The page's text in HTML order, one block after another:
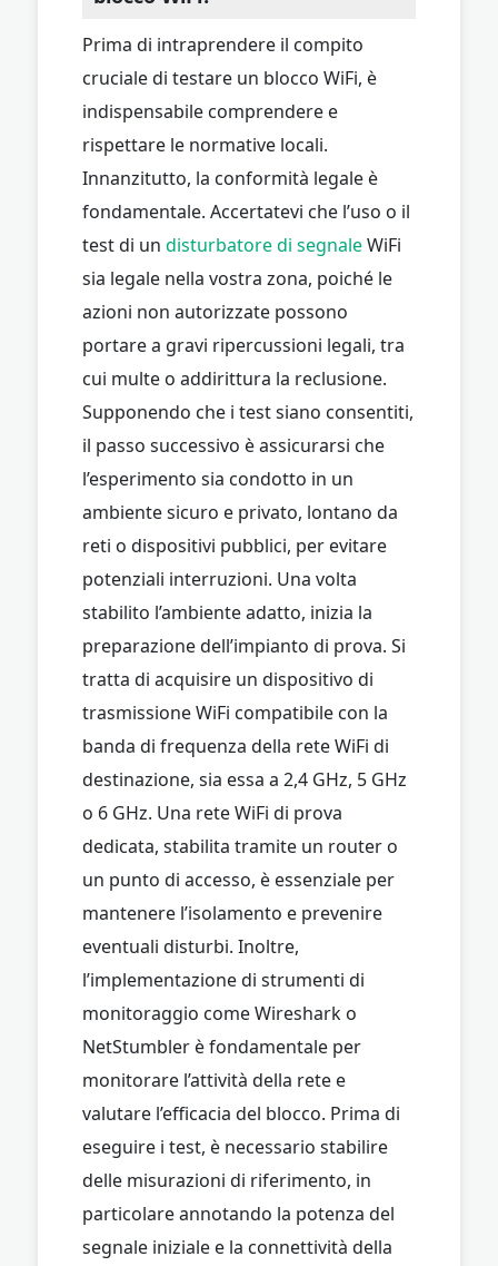
Prima di intraprendere il compito
cruciale di testare un blocco WiFi, è
indispensabile comprendere e
rispettare le normative locali.
Innanzitutto, la conformità legale è
fondamentale. Accertatevi che l’uso o il
test di un disturbatore di segnaleWiFi
sia legale nella vostra zona, poiché le
azioni non autorizzate possono
portare a gravi ripercussioni legali, tra
cui multe o addirittura la reclusione.
Supponendo che i test siano consentiti,
il passo successivo è assicurarsi che
l’esperimento sia condotto in un
ambiente sicuro e privato, lontano da
reti o dispositivi pubblici, per evitare
potenziali interruzioni. Una volta
stabilito l’ambiente adatto, inizia la
preparazione dell’impianto di prova. Si
tratta di acquisire un dispositivo di
trasmissione WiFi compatibile con la
banda di frequenza della rete WiFi di
destinazione, sia essa a 2,4 GHz, 5 GHz
o 6 GHz. Una rete WiFi di prova
dedicata, stabilita tramite un router o
un punto di accesso, è essenziale per
mantenere l’isolamento e prevenire
eventuali disturbi. Inoltre,
l’implementazione di strumenti di
monitoraggio come Wireshark o
NetStumbler è fondamentale per
monitorare l’attività della rete e
valutare l’efficacia del blocco. Prima di
eseguire i test, è necessario stabilire
delle misurazioni di riferimento, in
particolare annotando la potenza del
segnale iniziale e la connettività della